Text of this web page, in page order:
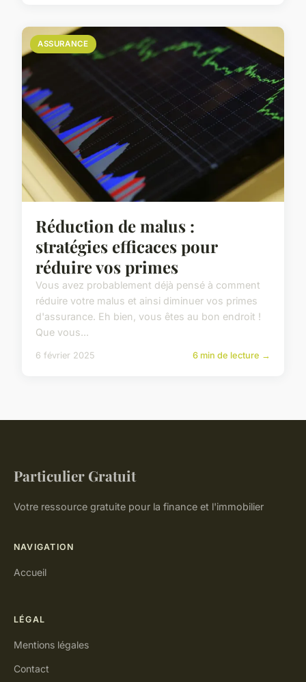
ASSURANCE
Réduction de malus :
stratégies efficaces pour
réduire vos primes
Vous avez probablement déjà pensé à comment
réduire votre malus et ainsi diminuer vos primes
d'assurance. Eh bien, vous êtes au bon endroit !
Que vous...
6 février 2025 6 min de lecture →
Particulier Gratuit
Votre ressource gratuite pour la finance et l'immobilier
NAVIGATION
Accueil
LÉGAL
Mentions légales
Contact